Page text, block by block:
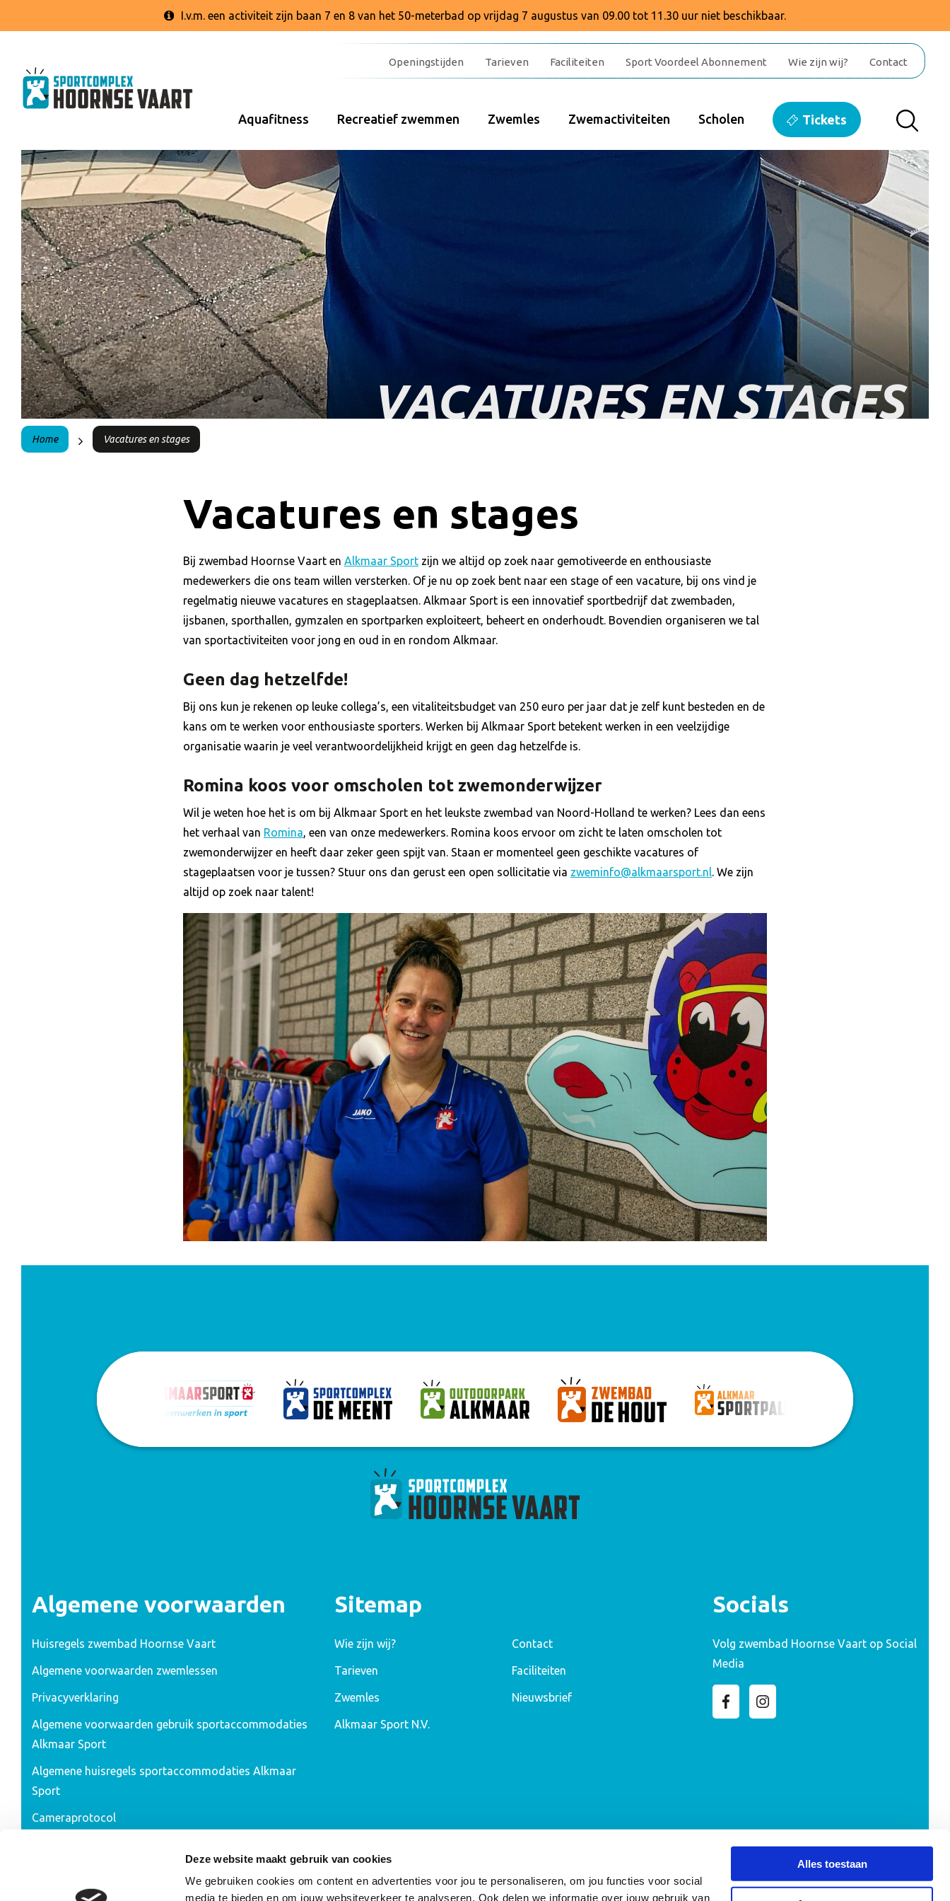
Deze website maakt gebruik van cookies
We gebruiken cookies om content en advertenties voor jou te personaliseren, om jou functies voor social
media te bieden en om jouw websiteverkeer te analyseren. Ook delen we informatie over jouw gebruik van
Alles toestaan
I.v.m. een activiteit zijn baan 7 en 8 van het 50-meterbad op vrijdag 7 augustus van 09.00 tot 11.30 uur niet beschikbaar.
Openingstijden Tarieven Faciliteiten Sport Voordeel Abonnement Wie zijn wij? Contact
Aquafitness Recreatief zwemmen Zwemles Zwemactiviteiten Scholen Tickets
VACATURES EN STAGES
Home Vacatures en stages
Vacatures en stages
Bij zwembad Hoornse Vaart en Alkmaar Sport zijn we altijd op zoek naar gemotiveerde en enthousiaste
medewerkers die ons team willen versterken. Of je nu op zoek bent naar een stage of een vacature, bij ons vind je
regelmatig nieuwe vacatures en stageplaatsen. Alkmaar Sport is een innovatief sportbedrijf dat zwembaden,
ijsbanen, sporthallen, gymzalen en sportparken exploiteert, beheert en onderhoudt. Bovendien organiseren we tal
van sportactiviteiten voor jong en oud in en rondom Alkmaar.
Geen dag hetzelfde!
Bij ons kun je rekenen op leuke collega’s, een vitaliteitsbudget van 250 euro per jaar dat je zelf kunt besteden en de
kans om te werken voor enthousiaste sporters. Werken bij Alkmaar Sport betekent werken in een veelzijdige
organisatie waarin je veel verantwoordelijkheid krijgt en geen dag hetzelfde is.
Romina koos voor omscholen tot zwemonderwijzer
Wil je weten hoe het is om bij Alkmaar Sport en het leukste zwembad van Noord-Holland te werken? Lees dan eens
het verhaal van Romina, een van onze medewerkers. Romina koos ervoor om zicht te laten omscholen tot
zwemonderwijzer en heeft daar zeker geen spijt van. Staan er momenteel geen geschikte vacatures of
stageplaatsen voor je tussen? Stuur ons dan gerust een open sollicitatie via zweminfo@alkmaarsport.nl. We zijn
altijd op zoek naar talent!
Algemene voorwaarden
Huisregels zwembad Hoornse Vaart
Algemene voorwaarden zwemlessen
Privacyverklaring
Algemene voorwaarden gebruik sportaccommodaties
Alkmaar Sport
Algemene huisregels sportaccommodaties Alkmaar
Sport
Cameraprotocol
Sitemap
Wie zijn wij? Contact
Tarieven Faciliteiten
Zwemles Nieuwsbrief
Alkmaar Sport N.V.
Socials
Volg zwembad Hoornse Vaart op Social
Media